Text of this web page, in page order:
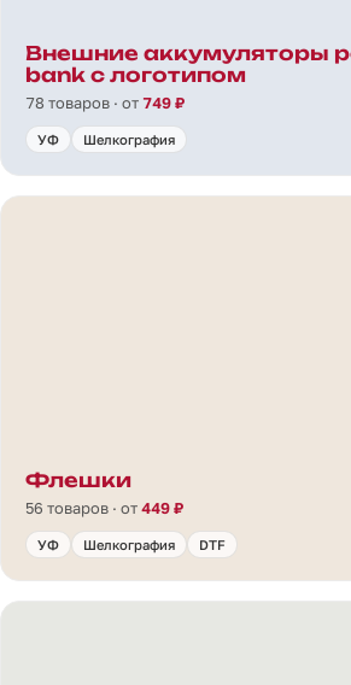
Внешние аккумуляторы
bank с логотипом
78 товаров · от 749 ₽
УФ Шелкография
Флешки
56 товаров · от449 ₽
УФ Шелкография DTF